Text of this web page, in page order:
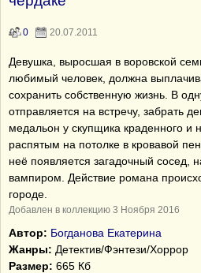
0 20.07.2011
Девушка, выросшая в воровской
любимый человек, должна
сохранить собственную жизнь. В
отправляется на встречу, забрать
медальон у скупщика краденного и
распятым на потолке в кровавой
неё появляется загадочный сосед,
вампиром. Действие романа
городе.
Добавлен в коллекцию 3 Ноября 2016
Автор: Богданова Екатерина
Жанры: Детектив/Фэнтези/Хоррор
Размер: 665 Кб